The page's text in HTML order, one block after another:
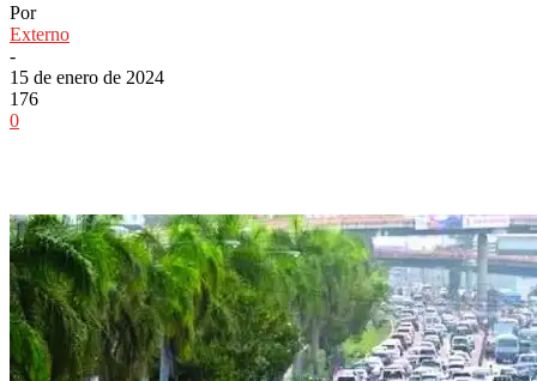
Por
Externo
-
15 de enero de 2024
176
0